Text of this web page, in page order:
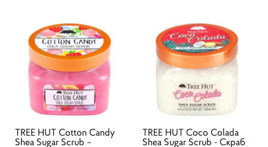
TREE HUT Cotton Candy
Shea Sugar Scrub –
TREE HUT Coco Colada
Shea Sugar Scrub - Скраб